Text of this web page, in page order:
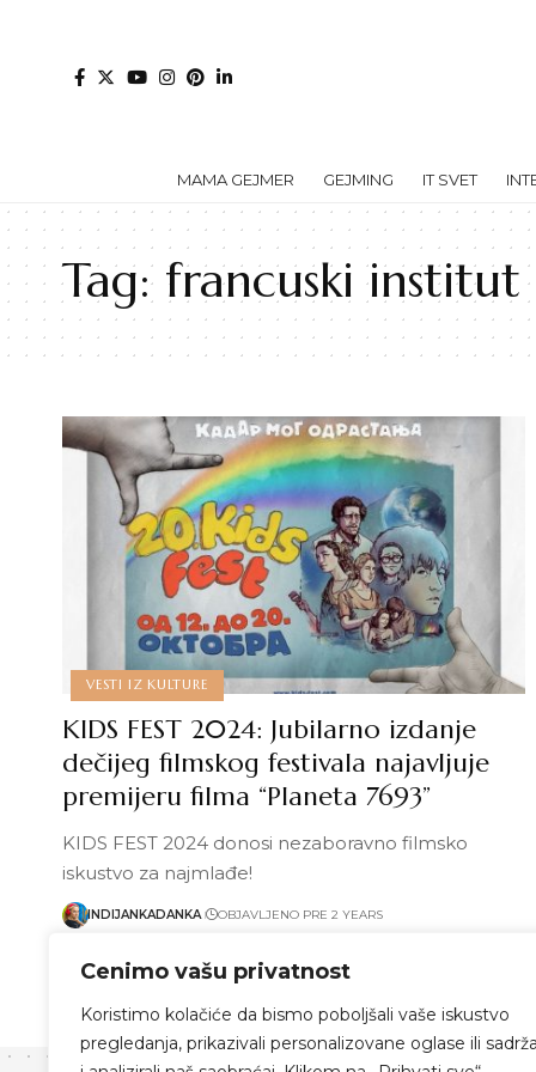
Cenimo vašu privatnost
Koristimo kolačiće da bismo poboljšali vaše iskustvo
pregledanja, prikazivali personalizovane oglase ili
MAMA GEJMER GEJMING IT SVET
Tag: francuski institut
VESTI IZ KULTURE
KIDS FEST 2024: Jubilarno izdanje
dečijeg filmskog festivala najavljuje
premijeru filma “Planeta 7693”
KIDS FEST 2024 donosi nezaboravno filmsko
iskustvo za najmlađe!
INDIJANKADANKA OBJAVLJENO PRE 2 YEARS
Pročitaj više